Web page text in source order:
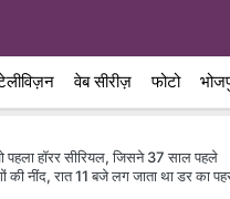
वेब सीरीज़ फोटो
पहला हॉरर सीरियल, जिसने 37 साल पहले
की नींद, रात 11 बजे लग जाता था डर का